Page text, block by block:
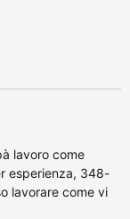
lavoro come
esperienza, 348-
lavorare come vi